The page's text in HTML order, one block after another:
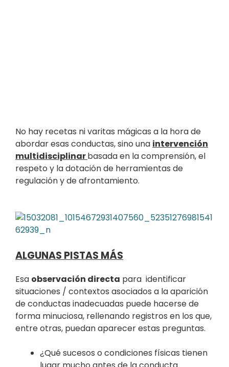
No hay recetas ni varitas mágicas a la hora de
abordar esas conductas, sino una intervención
multidisciplinarbasada en la comprensión, el
respeto y la dotación de herramientas de
regulación y de afrontamiento.
ALGUNAS PISTAS MÁS
Esa observación directa para identificar
situaciones / contextos asociados a la aparición
de conductas inadecuadas puede hacerse de
forma minuciosa, rellenando registros en los que,
entre otras, puedan aparecer estas preguntas.
¿Qué sucesos o condiciones físicas tienen